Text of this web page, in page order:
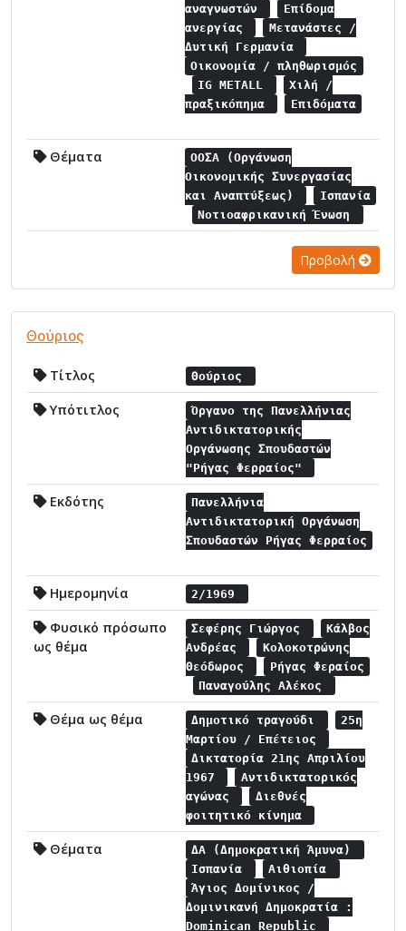
αναγνωστών
Επίδομα
ανεργίας
Μετανάστες /
Δυτική Γερμανία
Οικονομία / πληθωρισμός
IG METALL
Χιλή /
πραξικόπημα
Επιδόματα
Θέματα
ΟΟΣΑ (Οργάνωση
Οικονομικής Συνεργασίας
και Αναπτύξεως)
Ισπανία
Νοτιοαφρικανική Ένωση
Προβολή
Θούριος
Τίτλος Θούριος
Υπότιτλος
Όργανο της Πανελλήνιας
Αντιδικτατορικής
Οργάνωσης Σπουδαστών
"Ρήγας Φερραίος"
Εκδότης
Πανελλήνια
Αντιδικτατορική Οργάνωση
Σπουδαστών Ρήγας Φερραίος
Ημερομηνία 2/1969
Φυσικό πρόσωπο
ως θέμα
Σεφέρης Γιώργος
Κάλβος
Ανδρέας
Κολοκοτρώνης
Θεόδωρος
Ρήγας Φεραίος
Παναγούλης Αλέκος
Θέμα ως θέμα Δημοτικό τραγούδι
25η
Μαρτίου / Επέτειος
Δικτατορία 21ης Απριλίου
1967
Αντιδικτατορικός
αγώνας
Διεθνές
φοιτητικό κίνημα
Θέματα
ΔΑ (Δημοκρατική Άμυνα)
Ισπανία
Αιθιοπία
Άγιος Δομίνικος /
Δομινικανή Δημοκρατία :
Dominican Republic